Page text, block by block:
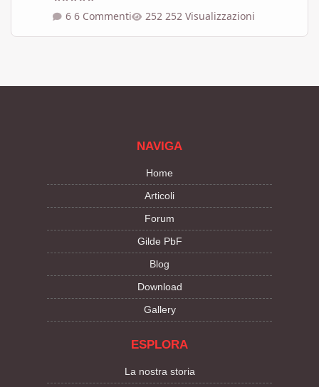
6 Commenti 252 Visualizzazioni
NAVIGA
Home
Articoli
Forum
Gilde PbF
Blog
Download
Gallery
ESPLORA
La nostra storia